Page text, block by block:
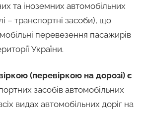
та іноземних автомобільних
– транспортні засоби), що
перевезення пасажирів
України.
(перевіркою на дорозі) є
засобів автомобільних
видах автомобільних доріг на